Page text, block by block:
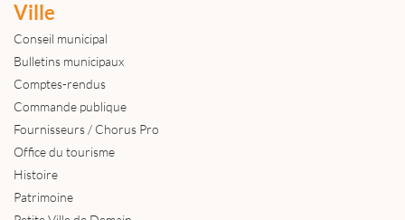
Ville
Conseil municipal
Bulletins municipaux
Comptes-rendus
Commande publique
Fournisseurs / Chorus Pro
Office du tourisme
Histoire
Patrimoine